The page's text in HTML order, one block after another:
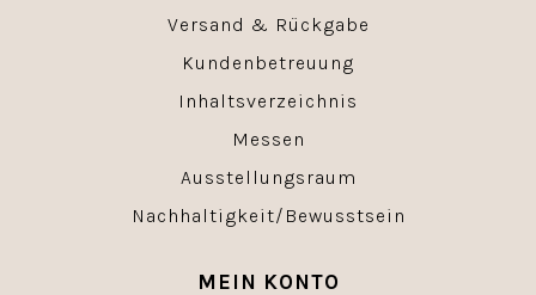
Versand & Rückgabe
Kundenbetreuung
Inhaltsverzeichnis
Messen
Ausstellungsraum
Nachhaltigkeit/Bewusstsein
MEIN KONTO